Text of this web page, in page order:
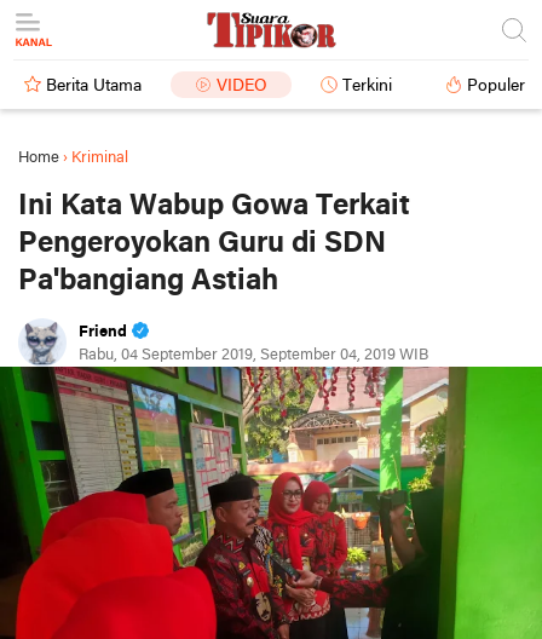
Berita Utama VIDEO Terkini Populer
Home › Kriminal
Ini Kata Wabup Gowa Terkait
Pengeroyokan Guru di SDN
Pa'bangiang Astiah
Friend
Rabu, 04 September 2019, September 04, 2019 WIB